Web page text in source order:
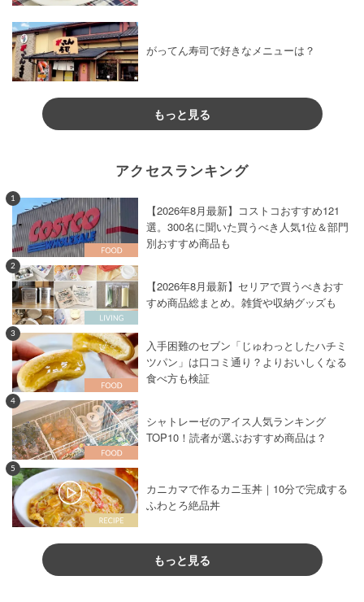
がってん寿司で好きなメニューは？
もっと見る
アクセスランキング
1
【2026年8月最新】コストコおすすめ121
選。300名に聞いた買うべき人気1位＆部門
別おすすめ商品も
2
【2026年8月最新】セリアで買うべきおす
すめ商品総まとめ。雑貨や収納グッズも
3
入手困難のセブン「じゅわっとしたハチミ
ツパン」は口コミ通り？よりおいしくなる
食べ方も検証
4
シャトレーゼのアイス人気ランキング
TOP10！読者が選ぶおすすめ商品は？
5
カニカマで作るカニ玉丼｜10分で完成する
ふわとろ絶品丼
もっと見る